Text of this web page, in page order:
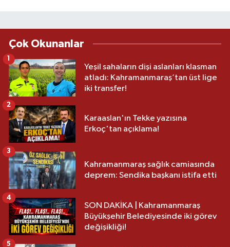
Çok Okunanlar
Yeşil sahaların dişi aslanları klasman
atladı: Kahramanmaraş’tan üst lige
iki transfer!
1
Karaaslan'ın Tekke yazısına
Erkoç'tan açıklama!
2
Kahramanmaraş sağlık camiasında
deprem: Sendika başkanı istifa etti
3
SON DAKİKA | Kahramanmaraş
Büyükşehir Belediyesinde iki görev
değişikliği!
4
5